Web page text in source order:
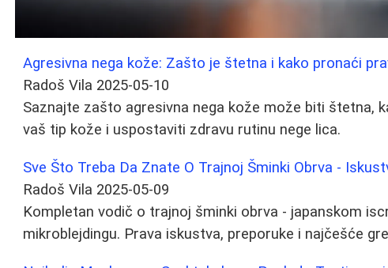
Agresivna nega kože: Zašto je štetna i kako pronaći
Radoš Vila 2025-05-10
Saznajte zašto agresivna nega kože može biti štetna,
vaš tip kože i uspostaviti zdravu rutinu nege lica.
Sve Što Treba Da Znate O Trajnoj Šminki Obrva -
Radoš Vila 2025-05-09
Kompletan vodič o trajnoj šminki obrva - japanskom
mikroblejdingu. Prava iskustva, preporuke i najčešće